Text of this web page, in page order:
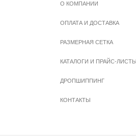
О КОМПАНИИ
ОПЛАТА И ДОСТАВКА
РАЗМЕРНАЯ СЕТКА
КАТАЛОГИ И ПРАЙС-ЛИСТЫ
ДРОПШИППИНГ
КОНТАКТЫ